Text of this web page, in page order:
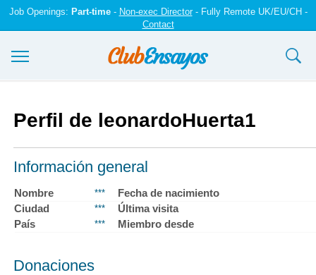
Job Openings: Part-time- Non-exec Director- Fully Remote UK/EU/CH -
Contact
Registrarse
Iniciar sesión
Contáctenos
Perfil de leonardoHuerta1
Información general
Nombre ***
Fecha de nacimiento
Ciudad
***
Última visita
País
*** Miembro desde
Donaciones